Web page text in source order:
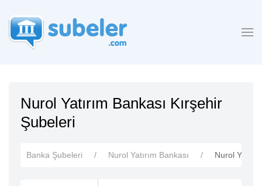
Nurol Yatırım Bankası Kırşehir
Şubeleri
Banka Şubeleri Nurol Yatırım Bankası Nurol